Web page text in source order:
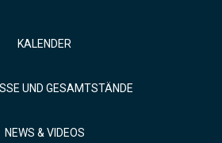
KALENDER
UND GESAMTSTÄNDE
NEWS & VIDEOS